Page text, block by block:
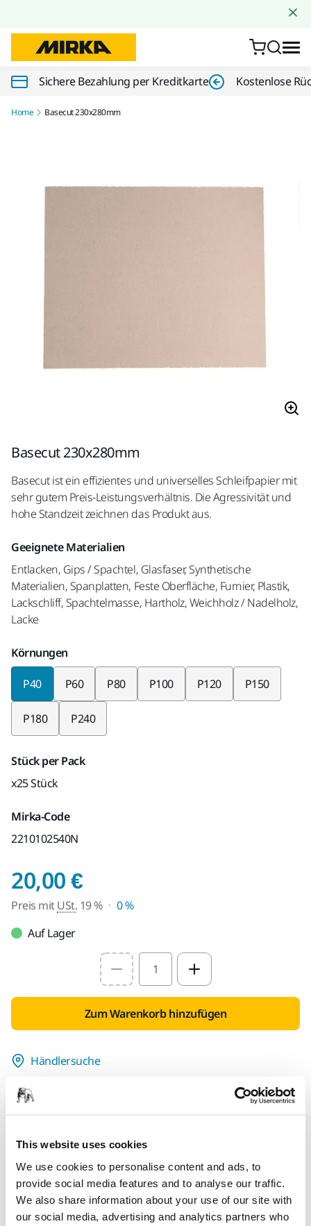
This website uses cookies
We use cookies to personalise content and ads, to
provide social media features and to analyse our traffic.
We also share information about your use of our site with
our social media, advertising and analytics partners who
Sichere Bezahlung per Kreditkarte Kostenlose
Home Basecut 230x280mm
Basecut 230x280mm
Basecut ist ein effizientes und universelles Schleifpapier mit
sehr gutem Preis-Leistungsverhältnis. Die Agressivität und
hohe Standzeit zeichnen das Produkt aus.
Geeignete Materialien
Entlacken, Gips / Spachtel, Glasfaser, Synthetische
Materialien, Spanplatten, Feste Oberfläche, Furnier, Plastik,
Lackschliff, Spachtelmasse, Hartholz, Weichholz / Nadelholz,
Lacke
Körnungen
P40 P60 P80 P100 P120 P150
P180 P240
Stück per Pack
x25 Stück
Mirka-Code
2210102540N
20,00 €Preis mit USt. 19 %
Preis mitUSt. 19 %
0 %
Auf Lager
Select quantity value
Zum Warenkorb hinzufügen
Händlersuche
FÜR SIE BEREITGESTELLT
Sendungsverfolgung